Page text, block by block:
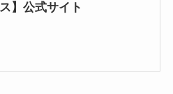
】公式サイト